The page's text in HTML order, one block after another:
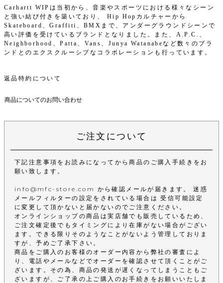
Carhartt WIPは当初から、音楽やスポーツにおける様々なシーン
と強い結び付きを築いており、 Hip Hopカルチャーから
Skateboard、Graffiti、BMXまで、アンダーグラウンドシーンで
高い評価を受けているブランドとなりました。また、A.P.C.、
Neighborhood、Patta、Vans、Junya Watanabeなど数々のブラ
ンドとのエクスクルーシブなコラボレーションも行っています。
返品特約について
商品についてのお問い合わせ
ご注文について
下記注意事項をお読みになってから商品のご購入手続きをお
願い致します。
info@mfc-store.com から確認メールが届きます。 迷惑
メールフィルターの設定をされている場合は 受信可能設定
に変更して頂かないと届かないのでご注意ください。
オンラインショップの商品は実店舗でも販売しているため、
ご注文確定後でもタイミングにより在庫がない場合がござい
ます。できる限りそのようなことがないよう管理しておりま
すが、予めご了承下さい。
商品をご購入のお客様のオーダー内容から弊社の審査によ
り、電話やメールなどでオーダーを確認させて頂くことがご
ざいます。その為、商品の発送が遅くなってしまうこともご
ざいますが、ご了承の上ご購入のお手続きをお願いいたしま